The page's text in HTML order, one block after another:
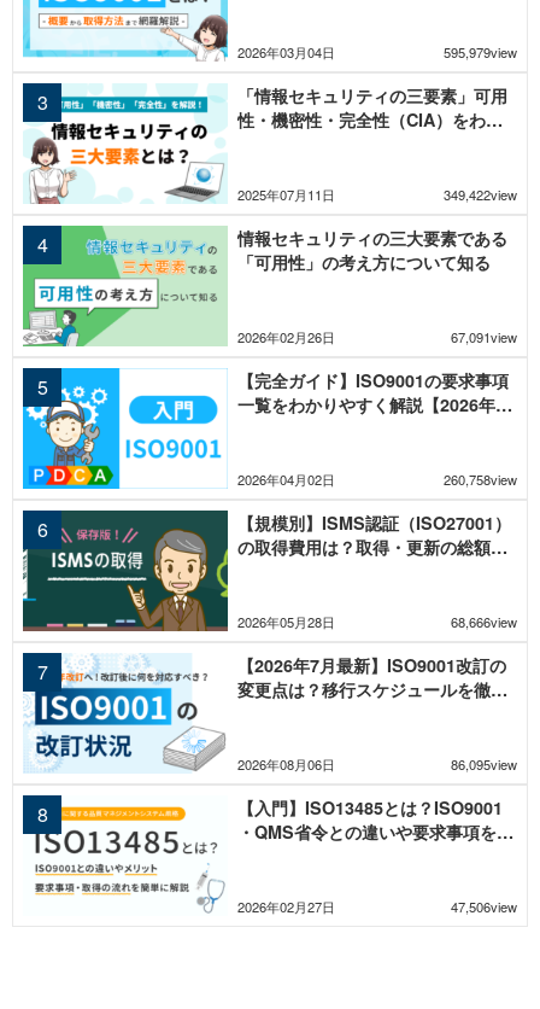
2026年03月04日 595,979view
2025年07月11日 349,422view
「情報セキュリティの三要素」可用
性・機密性・完全性（CIA）をわか
2026年02月26日 67,091view
情報セキュリティの三大要素である
「可用性」の考え方について知る
2026年04月02日 260,758view
【完全ガイド】ISO9001の要求事項
一覧をわかりやすく解説【2026年改
2026年05月28日 68,666view
【規模別】ISMS認証（ISO27001）
の取得費用は？取得・更新の総額と
2026年08月06日 86,095view
【2026年7月最新】ISO9001改訂の
変更点は？移行スケジュールを徹底
2026年02月27日 47,506view
【入門】ISO13485とは？ISO9001
・QMS省令との違いや要求事項を解